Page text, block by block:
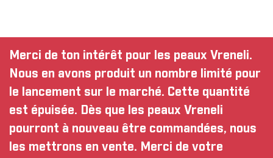
Merci de ton intérêt pour les peaux Vreneli.
Nous en avons produit un nombre limité pour
le lancement sur le marché. Cette quantité
est épuisée. Dès que les peaux Vreneli
pourront à nouveau être commandées, nous
les mettrons en vente. Merci de votre